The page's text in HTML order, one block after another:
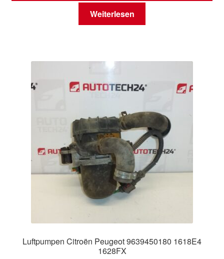
Weiterlesen
Luftpumpen Citroën Peugeot 9639450180 1618E4
1628FX